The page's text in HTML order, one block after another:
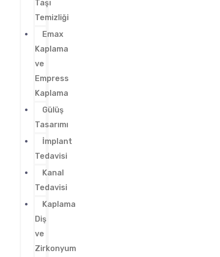
Taşı
Temizliği
Emax
Kaplama
ve
Empress
Kaplama
Gülüş
Tasarımı
İmplant
Tedavisi
Kanal
Tedavisi
Kaplama
Diş
ve
Zirkonyum